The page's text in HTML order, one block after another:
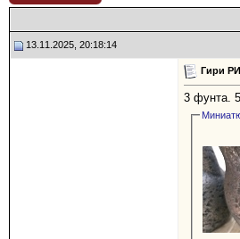
13.11.2025, 20:18:14
Гири
3 фунта.